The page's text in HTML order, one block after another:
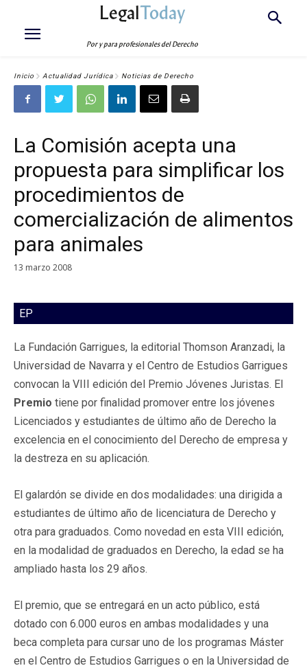
LegalToday
Por y para profesionales del Derecho
Inicio Actualidad Jurídica Noticias de Derecho
La Comisión acepta una
propuesta para simplificar los
procedimientos de
comercialización de alimentos
para animales
13 marzo 2008
EP
La Fundación Garrigues, la editorial Thomson Aranzadi, la
Universidad de Navarra y el Centro de Estudios Garrigues
convocan la VIII edición del Premio Jóvenes Juristas. El
Premio tiene por finalidad promover entre los jóvenes
Licenciados y estudiantes de último año de Derecho la
excelencia en el conocimiento del Derecho de empresa y
la destreza en su aplicación.
El galardón se divide en dos modalidades: una dirigida a
estudiantes de último año de licenciatura de Derecho y
otra para graduados. Como novedad en esta VIII edición,
en la modalidad de graduados en Derecho, la edad se ha
ampliado hasta los 29 años.
El premio, que se entregará en un acto público, está
dotado con 6.000 euros en ambas modalidades y una
beca completa para cursar uno de los programas Máster
en el Centro de Estudios Garrigues o en la Universidad de